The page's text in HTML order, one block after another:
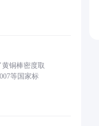
铜棒密度取
等国家标